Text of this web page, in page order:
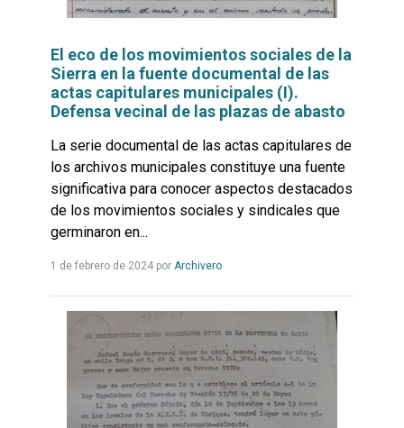
El eco de los movimientos sociales de la
Sierra en la fuente documental de las
actas capitulares municipales (I).
Defensa vecinal de las plazas de abasto
La serie documental de las actas capitulares de
los archivos municipales constituye una fuente
significativa para conocer aspectos destacados
de los movimientos sociales y sindicales que
germinaron en...
1 de febrero de 2024por ArchiveroLeer